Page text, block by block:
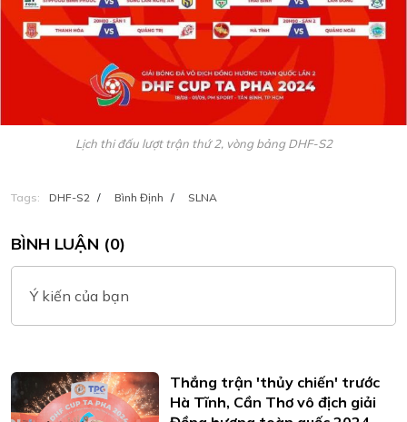
Lịch thi đấu lượt trận thứ 2, vòng bảng DHF-S2
Tags: DHF-S2 / Bình Định / SLNA
BÌNH LUẬN (0)
Ý kiến của bạn
Thắng trận 'thủy chiến' trước
Hà Tĩnh, Cần Thơ vô địch giải